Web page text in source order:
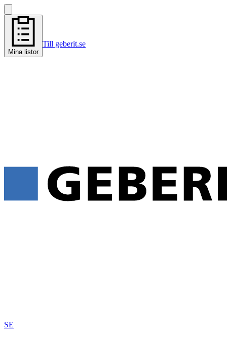
Mina listor
Till geberit.se
SE